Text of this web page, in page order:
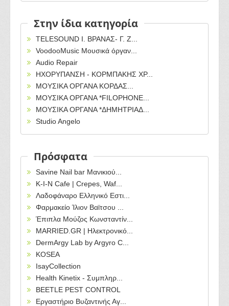
Στην ίδια κατηγορία
TELESOUND Ι. ΒΡΑΝΑΣ- Γ. Ζ...
VoodooMusic Μουσικά όργαν...
Audio Repair
ΗΧΟΡΥΠΑΝΣΗ - ΚΟΡΜΠΑΚΗΣ ΧΡ...
ΜΟΥΣΙΚΑ ΟΡΓΑΝΑ ΚΟΡΔΑΣ...
ΜΟΥΣΙΚΑ ΟΡΓΑΝΑ *FILOPHONE...
ΜΟΥΣΙΚΑ ΟΡΓΑΝΑ *ΔΗΜΗΤΡΙΑΔ...
Studio Angelo
Πρόσφατα
Savine Nail bar Μανικιού...
Κ-Ι-Ν Cafe | Crepes, Waf...
Λαδοφάναρο Ελληνικό Εστι...
Φαρμακείο Ίλιον Βαϊτσου ...
Έπιπλα Μούζος Κωνσταντίν...
MARRIED.GR | Ηλεκτρονικό...
DermArgy Lab by Argyro C...
KOSEA
IsayCollection
Health Kinetix - Συμπληρ...
BEETLE PEST CONTROL
Εργαστήριο Βυζαντινής Αγ...